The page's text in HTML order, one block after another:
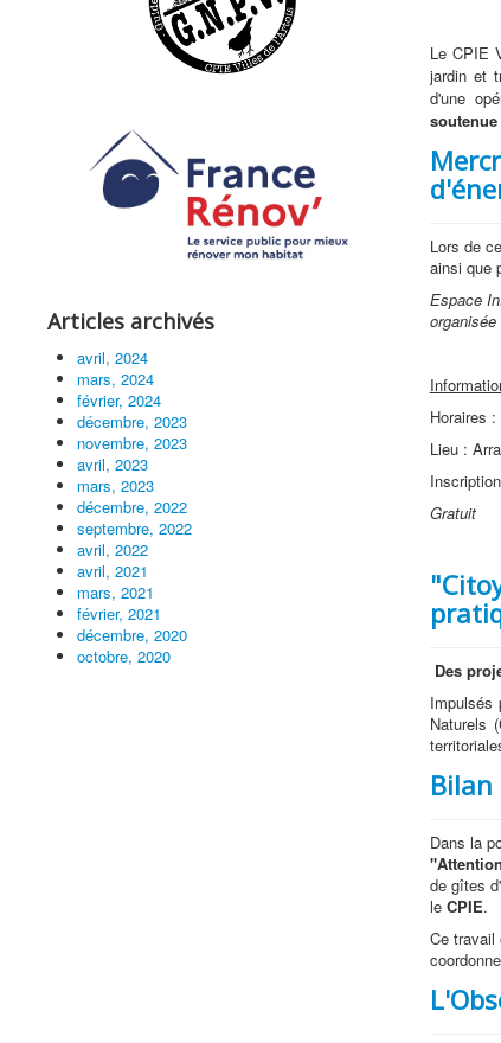
Articles archivés
avril, 2024
mars, 2024
février, 2024
décembre, 2023
novembre, 2023
avril, 2023
mars, 2023
décembre, 2022
septembre, 2022
avril, 2022
avril, 2021
mars, 2021
février, 2021
décembre, 2020
octobre, 2020
Le CPIE
jardin et
d'une
Lors de
ainsi que
Espace
Horaires
Lieu :
Gratuit
Des
Impulsés
Naturels
Bilan
Dans la
de gîtes
le CPIE.
Ce travail